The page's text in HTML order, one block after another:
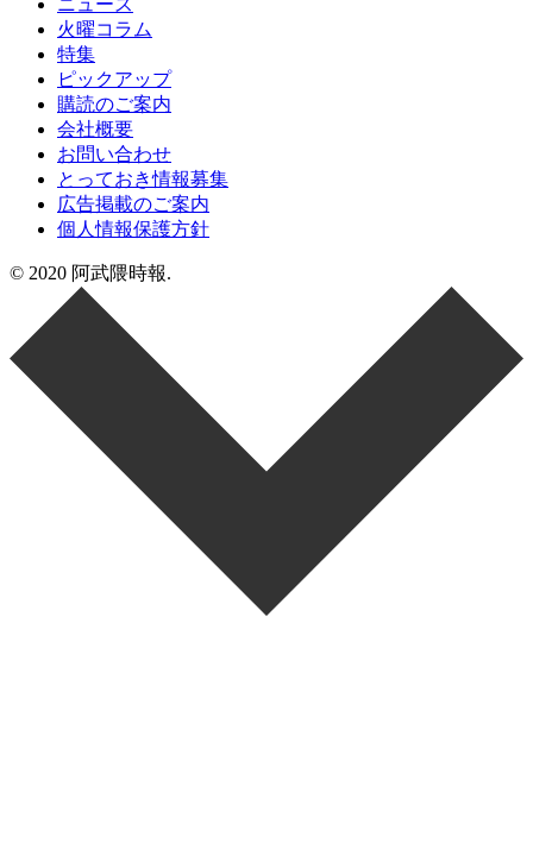
ニュース
火曜コラム
特集
ピックアップ
購読のご案内
会社概要
お問い合わせ
とっておき情報募集
広告掲載のご案内
個人情報保護方針
© 2020 阿武隈時報.